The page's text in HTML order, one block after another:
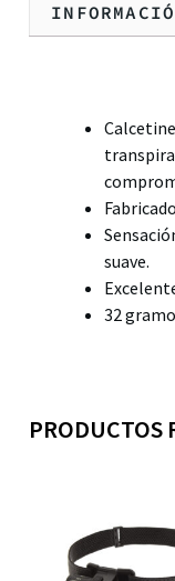
suave.
32
PRODUCTOS